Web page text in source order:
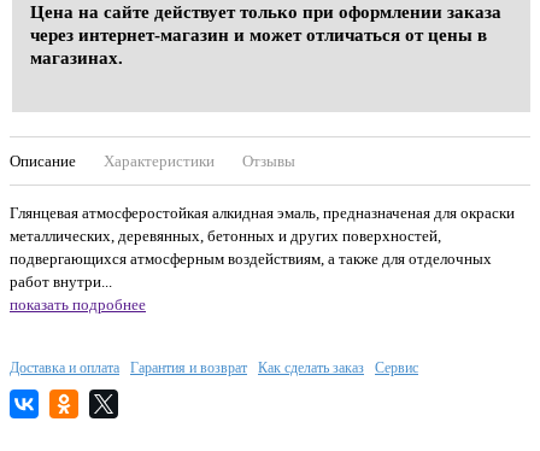
Цена на сайте действует только при оформлении заказа
через интернет-магазин и может отличаться от цены в
магазинах.
Описание Характеристики Отзывы
Глянцевая атмосферостойкая алкидная эмаль, предназначеная для окраски
металлических, деревянных, бетонных и других поверхностей,
подвергающихся атмосферным воздействиям, а также для отделочных
работ внутри...
показать подробнее
Доставка и оплата Гарантия и возврат Как сделать заказ Сервис